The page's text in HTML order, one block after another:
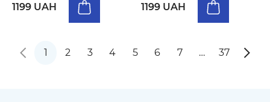
1199 UAH 1199 UAH
1 2 3 4 5 6 7 … 37